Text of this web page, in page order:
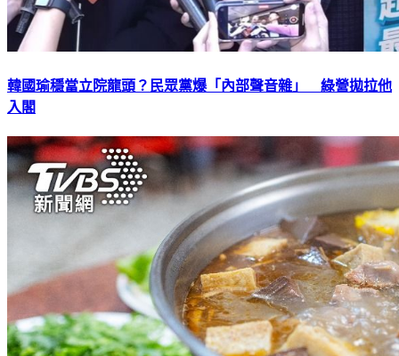
韓國瑜穩當立院龍頭？民眾黨爆「內部聲音雜」 綠營拋拉他
入閣